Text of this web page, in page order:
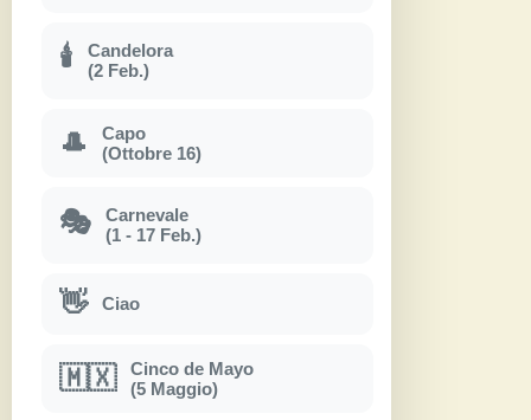
🕯
Candelora
(2 Feb.)
🎩
Capo
(Ottobre 16)
🎭
Carnevale
(1 - 17 Feb.)
👋 Ciao
🇲🇽
Cinco de Mayo
(5 Maggio)